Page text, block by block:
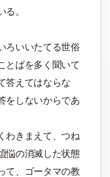
。
ろいいたてる世俗
とばを多く聞いて
答えてはならな
をしないからであ
わきまえて、つね
悩の消滅した状態
て、ゴータマの教